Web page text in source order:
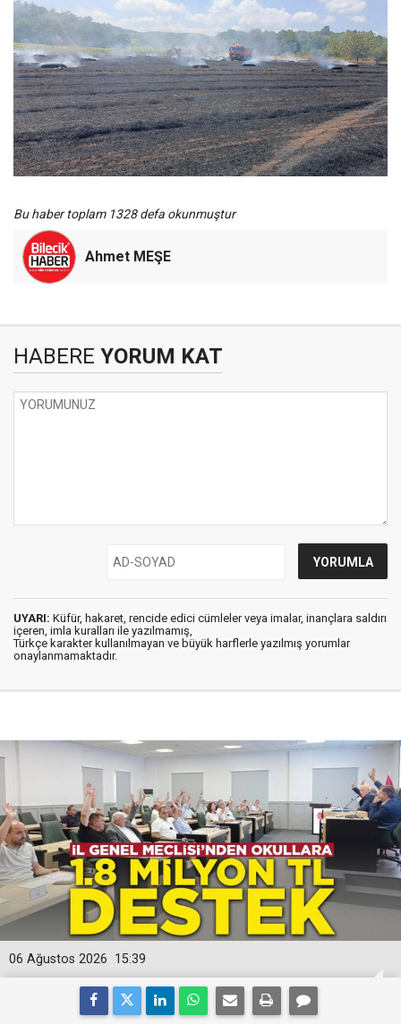
Bu haber toplam 1328 defa okunmuştur
Ahmet MEŞE
HABERE YORUM KAT
UYARI: Küfür, hakaret, rencide edici cümleler veya imalar, inançlara saldırı
içeren, imla kuralları ile yazılmamış,
Türkçe karakter kullanılmayan ve büyük harflerle yazılmış yorumlar
onaylanmamaktadır.
15:39
06 Ağustos 2026